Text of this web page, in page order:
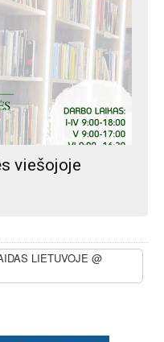
viešojoje
LIETUVOJE @